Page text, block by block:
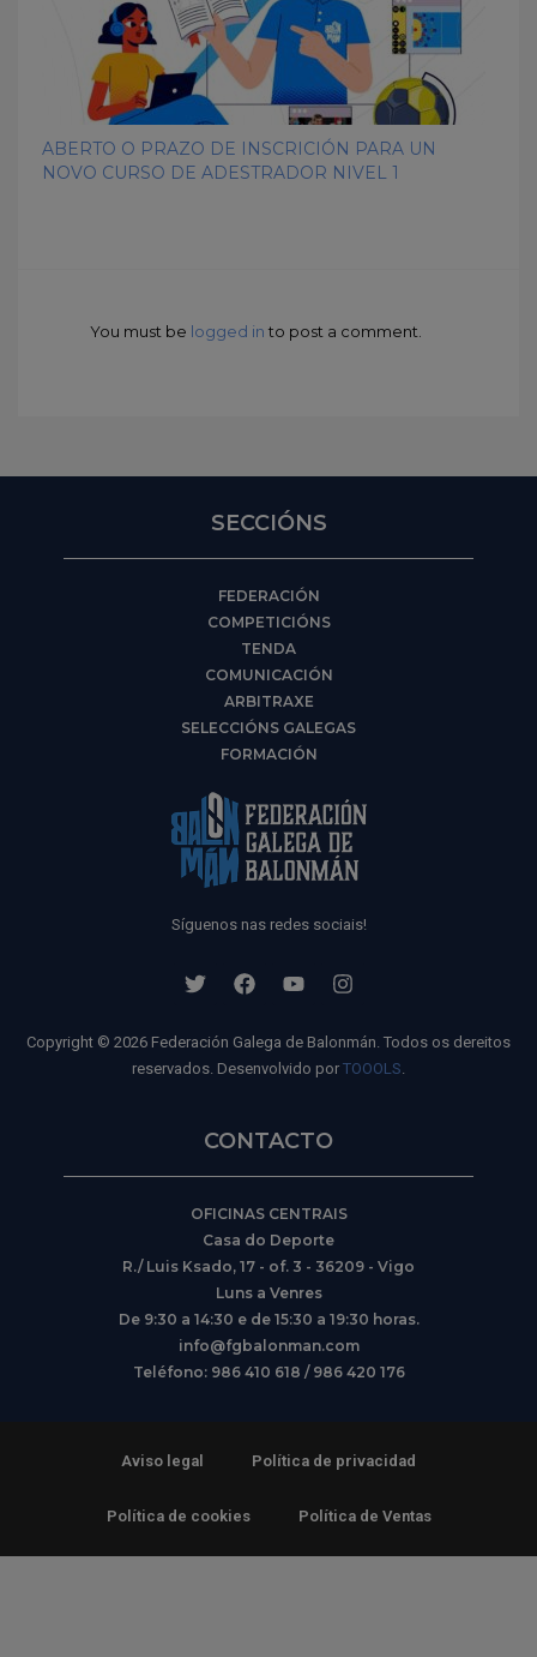
ABERTO O PRAZO DE INSCRICIÓN PARA UN
NOVO CURSO DE ADESTRADOR NIVEL 1
You must be logged in to post a comment.
SECCIÓNS
FEDERACIÓN
COMPETICIÓNS
TENDA
COMUNICACIÓN
ARBITRAXE
SELECCIÓNS GALEGAS
FORMACIÓN
Síguenos nas redes sociais!
Copyright © 2026 Federación Galega de Balonmán. Todos os dereitos
reservados. Desenvolvido por TOOOLS.
CONTACTO
OFICINAS CENTRAIS
Casa do Deporte
R./ Luis Ksado, 17 - of. 3 - 36209 - Vigo
Luns a Venres
De 9:30 a 14:30 e de 15:30 a 19:30 horas.
info@fgbalonman.com
Teléfono: 986 410 618 / 986 420 176
Aviso legal Política de privacidad
Política de cookies Política de Ventas